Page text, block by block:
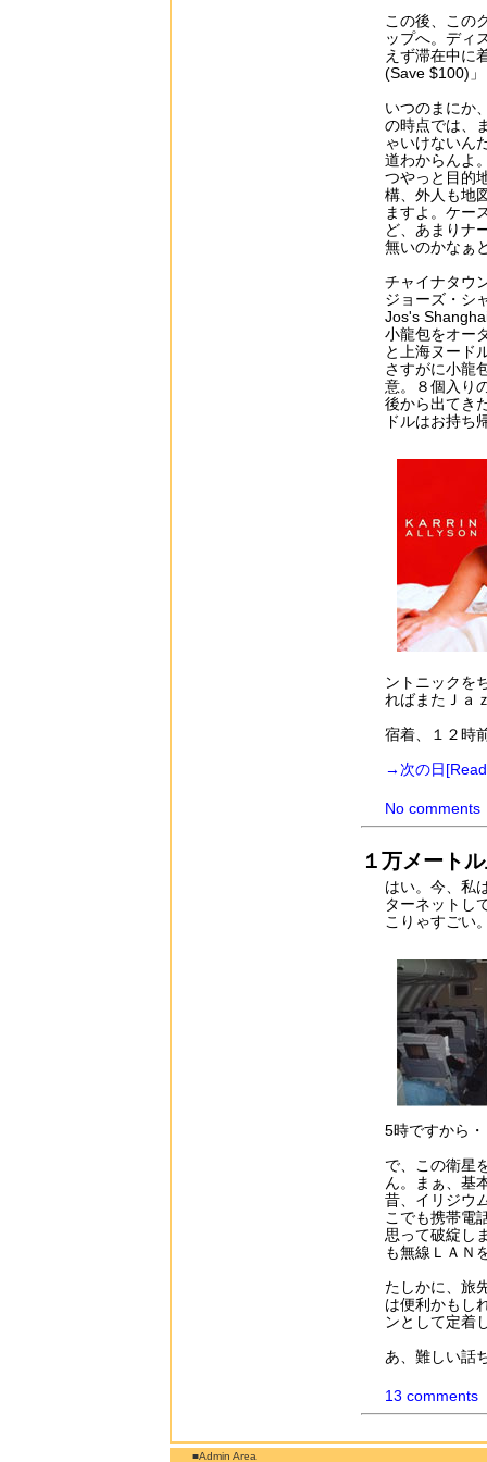
この後、この
ップへ。ディ
えず滞在中に
(Save $100)
いつのまにか
の時点では、
ゃいけないん
道わからんよ
つやっと目的
構、外人も地
ますよ。ケー
ど、あまりナ
無いのかなぁ
チャイナタウ
ジョーズ・シ
Jos's
小龍包をオー
と上海ヌード
さすがに小龍
意。８個入り
後から出てき
ドルはお持ち
ントニックを
ればまたＪａ
宿着、１２時
→次の日
No comments
１万メート
はい。今、私
ターネットし
こりゃすごい
5時ですから
で、この衛星
ん。まぁ、基
昔、イリジウ
こでも携帯電
思って破綻し
も無線ＬＡＮ
たしかに、旅
は便利かもし
ンとして定着
あ、難しい話
13 comments
■Admin Area